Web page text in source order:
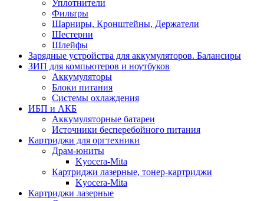
Уплотнители
Фильтры
Шарниры, Кронштейны, Держатели
Шестерни
Шлейфы
Зарядные устройства для аккумуляторов. Балансиры
ЗИП для компьютеров и ноутбуков
Аккумуляторы
Блоки питания
Системы охлаждения
ИБП и АКБ
Аккумуляторные батареи
Источники бесперебойного питания
Картриджи для оргтехники
Драм-юниты
Kyocera-Mita
Картриджи лазерные, тонер-картриджи
Kyocera-Mita
Картриджи лазерные